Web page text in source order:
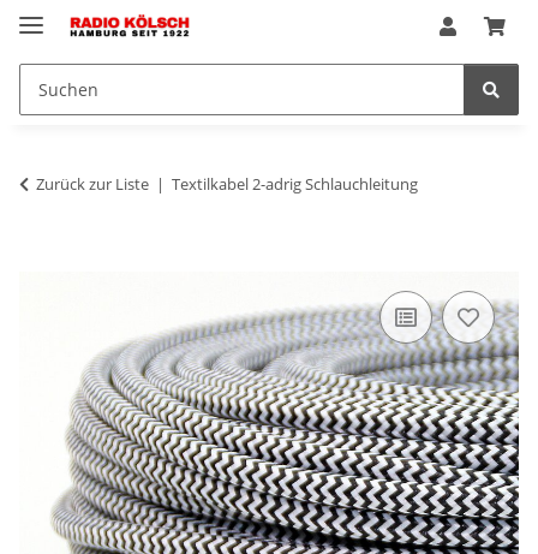
Zurück zur Liste Textilkabel 2-adrig Schlauchleitung